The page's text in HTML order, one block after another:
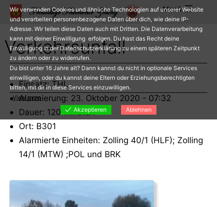
Zum
Inhalt
springen
Menü
Verkehrsunfall
Einsatz: THL
Alarmierung: 23. Oktober 2020 - 07:32
Dauer: 120 Minuten
Ort: B301
Alarmierte Einheiten: Zolling 40/1 (HLF); Zolling
14/1 (MTW) ;POL und BRK
Wir verwenden Cookies und ähnliche Technologien auf unserer Website
und verarbeiten personenbezogene Daten über dich, wie deine IP-
Adresse. Wir teilen diese Daten auch mit Dritten. Die Datenverarbeitung
kann mit deiner Einwilligung erfolgen. Du hast das Recht deine
Einwilligung in der Datenschutzerklärung zu einem späteren Zeitpunkt
zu ändern oder zu widerrufen.
Du bist unter 16 Jahre alt? Dann kannst du nicht in optionale Services
einwilligen, oder du kannst deine Eltern oder Erziehungsberechtigten
bitten, mit dir in diese Services einzuwilligen.
View more
Akzeptieren
Ablehnen